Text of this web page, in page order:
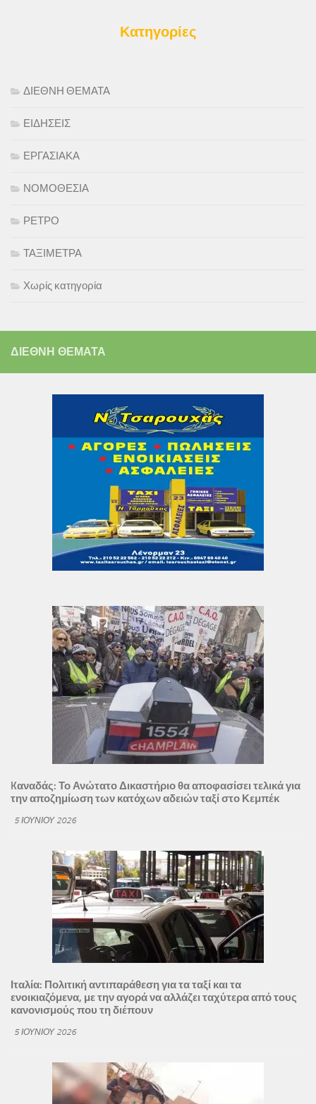
Κατηγορίες
ΔΙΕΘΝΗ ΘΕΜΑΤΑ
ΕΙΔΗΣΕΙΣ
ΕΡΓΑΣΙΑΚΑ
ΝΟΜΟΘΕΣΙΑ
ΡΕΤΡΟ
ΤΑΞΙΜΕΤΡΑ
Χωρίς κατηγορία
ΔΙΕΘΝΗ ΘΕΜΑΤΑ
Kαναδάς: Το Ανώτατο Δικαστήριο θα αποφασίσει τελικά για
την αποζημίωση των κατόχων αδειών ταξί στο Κεμπέκ
5 ΙΟΥΝΊΟΥ 2026
Ιταλία: Πολιτική αντιπαράθεση για τα ταξί και τα
ενοικιαζόμενα, με την αγορά να αλλάζει ταχύτερα από τους
κανονισμούς που τη διέπουν
5 ΙΟΥΝΊΟΥ 2026